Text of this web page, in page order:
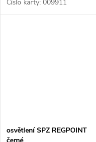
Číslo karty: 009911
osvětlení SPZ REGPOINT